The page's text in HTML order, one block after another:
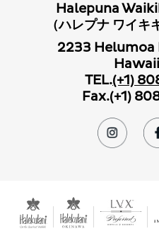
Halepuna
（ハレプナ ワイキ
2233 Helumoa
Hawaii
TEL.(+1)
Fax.(+1)